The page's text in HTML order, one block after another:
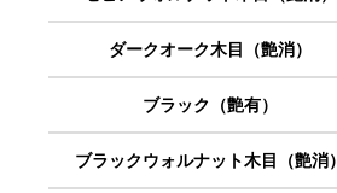
ダークオーク木目（艶消）
ブラック（艶有）
ブラックウォルナット木目（艶消）